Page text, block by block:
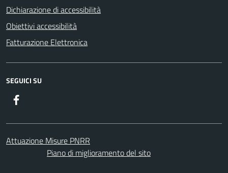
Dichiarazione di accessibilità
Obiettivi accessibilità
Fatturazione Elettronica
SEGUICI SU
Attuazione Misure PNRR
Piano di miglioramento del sito